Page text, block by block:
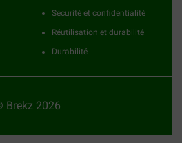
Sécurité et confidentialité
Réutilisation et durabilité
Durabilité
Brekz 2026